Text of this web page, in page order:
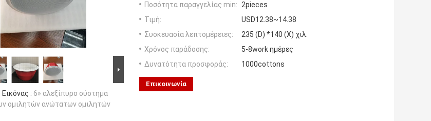
: 6» αλεξίπυρο σύστημα
ομιλητών ανώτατων ομιλητών
Ποσότητα παραγγελίας min: 2pieces
Τιμή:
USD12.38~14.38
Συσκευασία λεπτομέρειες:
235 (D) *140 (Χ) χιλ.
Χρόνος παράδοσης:
5-8work ημέρες
Δυνατότητα προσφοράς:
1000cottons
Επικοινωνία